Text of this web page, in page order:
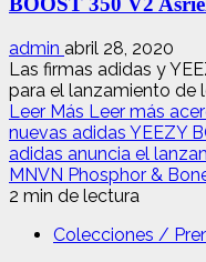
admin abril 28, 2020
Las firmas adidas y
para el lanzamiento de
Leer Más Leer más
nuevas adidas YEEZY
adidas anuncia el
MNVN Phosphor &
2 min de lectura
Colecciones /